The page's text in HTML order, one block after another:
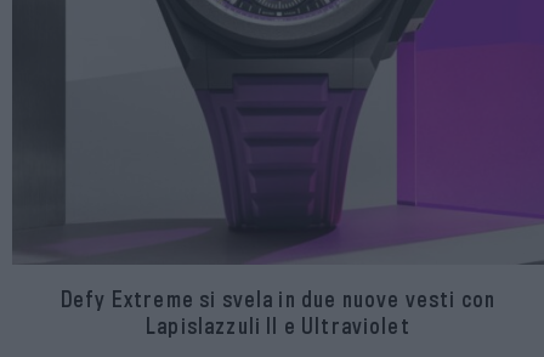
Defy Extreme si svela in due nuove vesti con
Lapislazzuli II e Ultraviolet